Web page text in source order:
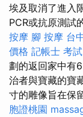
埃及取消了進入
PCR或抗原測試
按摩 腳 按摩 台
價格 記帳士 考
劃的返回家中有
治者與寶藏的寶
寸的雕像旨在保
胞證桃園